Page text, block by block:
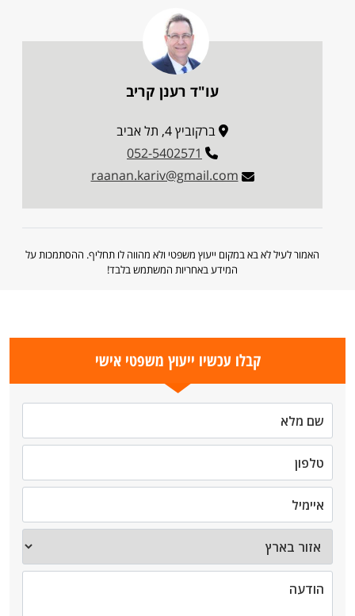
עו"ד רענן קריב
ברקוביץ 4, תל אביב
052-5402571
raanan.kariv@gmail.com
האמור לעיל לא בא במקום ייעוץ משפטי ולא מהווה לו תחליף. ההסתמכות על
המידע באחריות המשתמש בלבד!
קבלו עכשיו ייעוץ משפטי אישי